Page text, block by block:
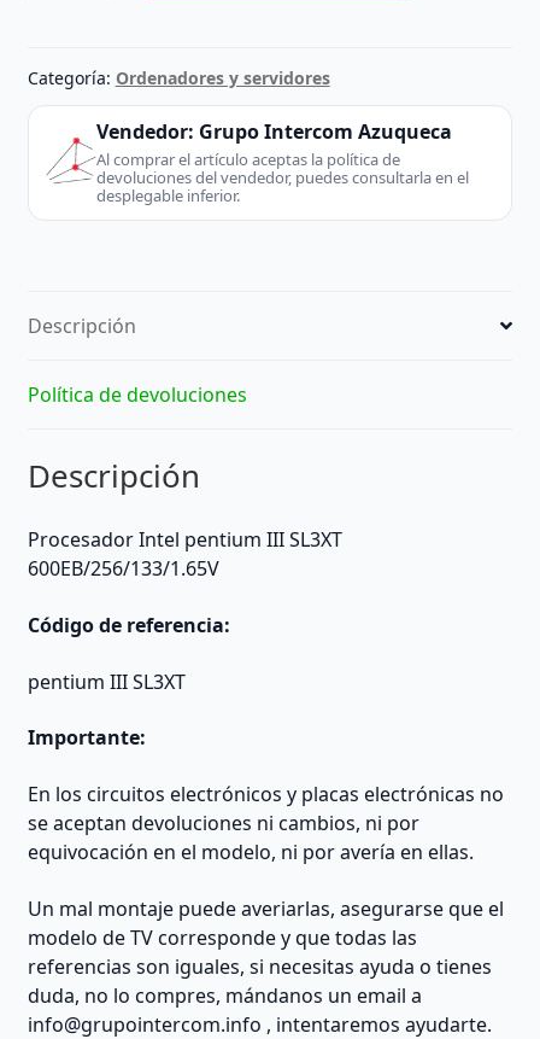
SL3XT
Reacondicionado
cantidad
Categoría: Ordenadores y servidores
Vendedor: Grupo Intercom Azuqueca
Al comprar el artículo aceptas la política de
devoluciones del vendedor, puedes consultarla en el
desplegable inferior.
Descripción
Política de devoluciones
Descripción
Procesador Intel pentium III SL3XT
600EB/256/133/1.65V
Código de referencia:
pentium III SL3XT
Importante:
En los circuitos electrónicos y placas electrónicas no
se aceptan devoluciones ni cambios, ni por
equivocación en el modelo, ni por avería en ellas.
Un mal montaje puede averiarlas, asegurarse que el
modelo de TV corresponde y que todas las
referencias son iguales, si necesitas ayuda o tienes
duda, no lo compres, mándanos un email a
info@grupointercom.info , intentaremos ayudarte.